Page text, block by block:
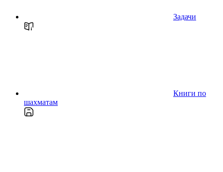
Задачи
Книги по
шахматам